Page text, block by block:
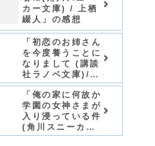
カー文庫) / 上栖
綴人」の感想
「初恋のお姉さん
を今度養うことに
なりまして (講談
社ラノベ文庫)/な
めこ印」シリーズ
全巻のあらすじ・
感想
「俺の家に何故か
学園の女神さまが
入り浸っている件
(角川スニーカー
文庫) / 紫ユウ」